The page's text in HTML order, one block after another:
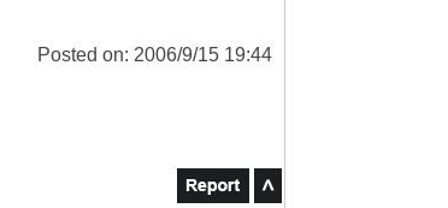
Posted on: 2006/9/15 19:44